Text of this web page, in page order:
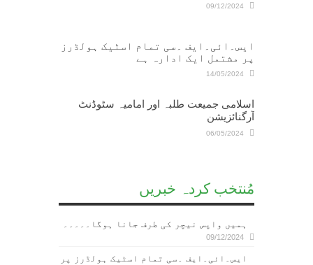
09/12/2024
ایس۔ائی۔ایف ۔سی تمام اسٹیک ہولڈرز
پر مشتمل ایک ادارہ ہے
14/05/2024
اسلامی جمیعت طلبہ اور امامیہ سٹوڈنٹ
آرگنائزیشن
06/05/2024
مُنتخب کردہ خبریں
ہمیں واپس نیچر کی طرف جانا ہوگا۔۔۔۔۔
09/12/2024
ایس۔ائی۔ایف ۔سی تمام اسٹیک ہولڈرز پر